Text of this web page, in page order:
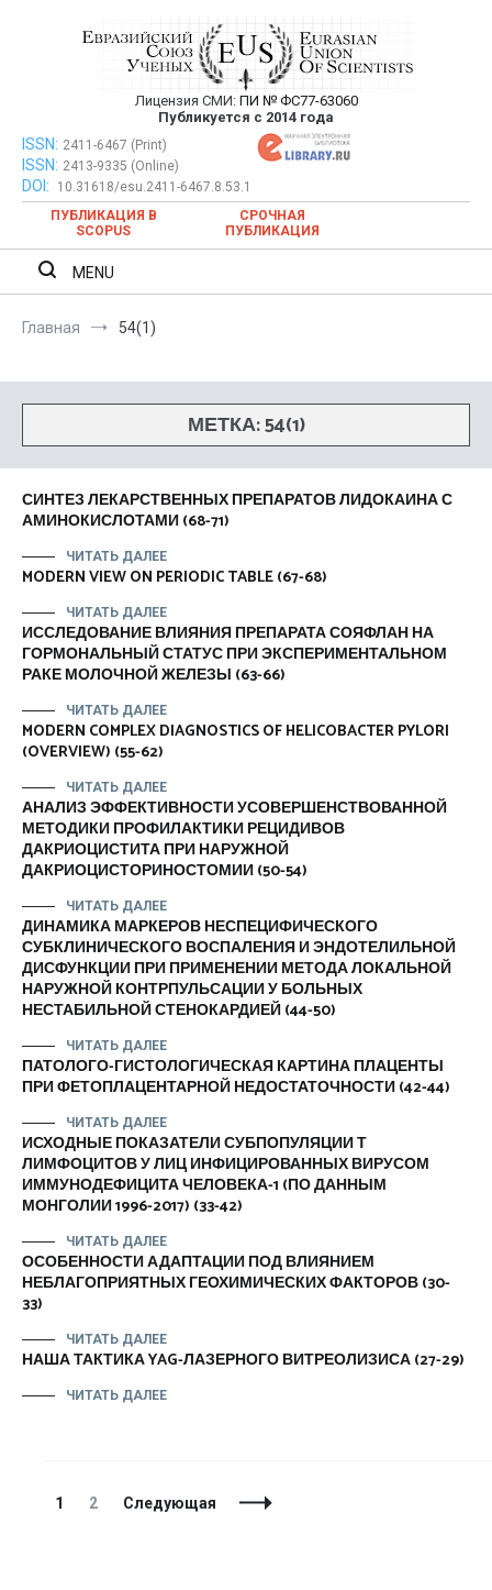
Евразийский Союз Ученых —
публикация научных статей в
ежемесячном научном журнале
Лицензия СМИ: ПИ № ФС77-63060
Публикуется с 2014 года
Евразийский Союз Ученых — публикация научных статей в
ежемесячном научном журнале
ISSN: 2411-6467 (Print)
ISSN: 2413-9335 (Online)
DOI:
10.31618/esu.2411-6467.8.53.1
ПУБЛИКАЦИЯ В
SCOPUS
СРОЧНАЯ
ПУБЛИКАЦИЯ
MENU
Главная 54(1)
МЕТКА:54(1)
СИНТЕЗ ЛЕКАРСТВЕННЫХ ПРЕПАРАТОВ ЛИДОКАИНА С
АМИНОКИСЛОТАМИ (68-71)
ЧИТАТЬ ДАЛЕЕ
MODERN VIEW ON PERIODIC TABLE (67-68)
ЧИТАТЬ ДАЛЕЕ
ИССЛЕДОВАНИЕ ВЛИЯНИЯ ПРЕПАРАТА СОЯФЛАН НА
ГОРМОНАЛЬНЫЙ СТАТУС ПРИ ЭКСПЕРИМЕНТАЛЬНОМ
РАКЕ МОЛОЧНОЙ ЖЕЛЕЗЫ (63-66)
ЧИТАТЬ ДАЛЕЕ
MODERN COMPLEX DIAGNOSTICS OF HELICOBACTER PYLORI
(OVERVIEW) (55-62)
ЧИТАТЬ ДАЛЕЕ
АНАЛИЗ ЭФФЕКТИВНОСТИ УСОВЕРШЕНСТВОВАННОЙ
МЕТОДИКИ ПРОФИЛАКТИКИ РЕЦИДИВОВ
ДАКРИОЦИСТИТА ПРИ НАРУЖНОЙ
ДАКРИОЦИСТОРИНОСТОМИИ (50-54)
ЧИТАТЬ ДАЛЕЕ
ДИНАМИКА МАРКЕРОВ НЕСПЕЦИФИЧЕСКОГО
СУБКЛИНИЧЕСКОГО ВОСПАЛЕНИЯ И ЭНДОТЕЛИЛЬНОЙ
ДИСФУНКЦИИ ПРИ ПРИМЕНЕНИИ МЕТОДА ЛОКАЛЬНОЙ
НАРУЖНОЙ КОНТРПУЛЬСАЦИИ У БОЛЬНЫХ
НЕСТАБИЛЬНОЙ СТЕНОКАРДИЕЙ (44-50)
ЧИТАТЬ ДАЛЕЕ
ПАТОЛОГО-ГИСТОЛОГИЧЕСКАЯ КАРТИНА ПЛАЦЕНТЫ
ПРИ ФЕТОПЛАЦЕНТАРНОЙ НЕДОСТАТОЧНОСТИ (42-44)
ЧИТАТЬ ДАЛЕЕ
ИСХОДНЫЕ ПОКАЗАТЕЛИ СУБПОПУЛЯЦИИ Т
ЛИМФОЦИТОВ У ЛИЦ ИНФИЦИРОВАННЫХ ВИРУСОМ
ИММУНОДЕФИЦИТА ЧЕЛОВЕКА-1 (ПО ДАННЫМ
МОНГОЛИИ 1996-2017) (33-42)
ЧИТАТЬ ДАЛЕЕ
ОСОБЕННОСТИ АДАПТАЦИИ ПОД ВЛИЯНИЕМ
НЕБЛАГОПРИЯТНЫХ ГЕОХИМИЧЕСКИХ ФАКТОРОВ (30-
33)
ЧИТАТЬ ДАЛЕЕ
НАША ТАКТИКА YAG-ЛАЗЕРНОГО ВИТРЕОЛИЗИСА (27-29)
ЧИТАТЬ ДАЛЕЕ
Навигация
Страница
1 Страница
2 Следующая